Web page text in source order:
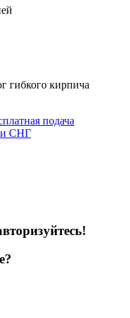
гибкого кирпича